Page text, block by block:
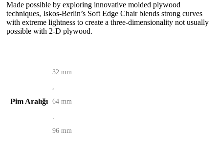
Made possible by exploring innovative molded plywood
techniques, Iskos-Berlin’s Soft Edge Chair blends strong curves
with extreme lightness to create a three-dimensionality not usually
possible with 2-D plywood.
Pim Aralığı
32 mm
,
64 mm
,
96 mm